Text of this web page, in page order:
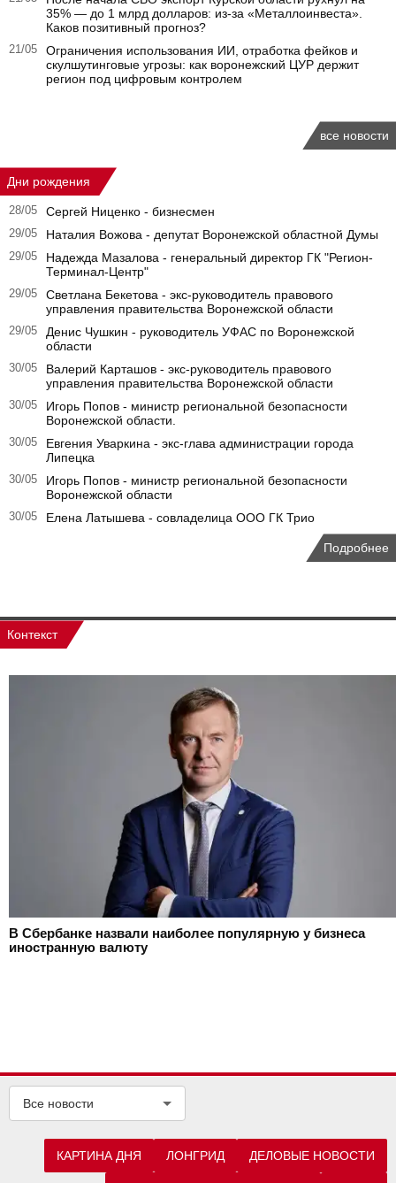
35% — до 1 млрд долларов: из-за «Металлоинвеста».
Каков позитивный прогноз?
21/05
Ограничения использования ИИ, отработка фейков и
скулшутинговые угрозы: как воронежский ЦУР держит
регион под цифровым контролем
все новости
Дни рождения
28/05 Сергей Ниценко - бизнесмен
29/05 Наталия Вожова - депутат Воронежской областной Думы
29/05
Надежда Мазалова - генеральный директор ГК "Регион-
Терминал-Центр"
29/05
Светлана Бекетова - экс-руководитель правового
управления правительства Воронежской области
29/05
Денис Чушкин - руководитель УФАС по Воронежской
области
30/05
Валерий Карташов - экс-руководитель правового
управления правительства Воронежской области
30/05
Игорь Попов - министр региональной безопасности
Воронежской области.
30/05
Евгения Уваркина - экс-глава администрации города
Липецка
30/05
Игорь Попов - министр региональной безопасности
Воронежской области
30/05 Елена Латышева - совладелица ООО ГК Трио
Подробнее
Контекст
В Сбербанке назвали наиболее популярную у бизнеса
иностранную валюту
Все новости
КАРТИНА ДНЯ ЛОНГРИД ДЕЛОВЫЕ НОВОСТИ